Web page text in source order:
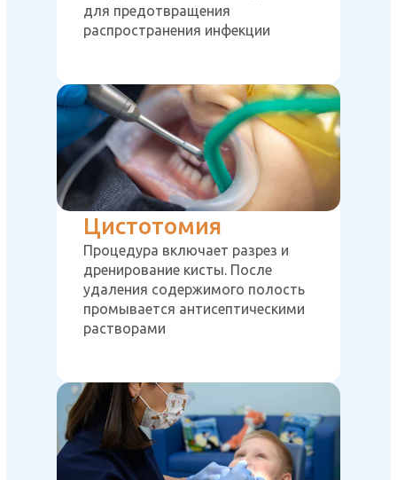
для предотвращения
распространения инфекции
Цистотомия
Процедура включает разрез и
дренирование кисты. После
удаления содержимого полость
промывается антисептическими
растворами